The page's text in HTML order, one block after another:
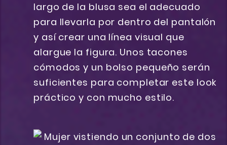
largo de la blusa sea el adecuado
para llevarla por dentro del pantalón
y así crear una línea visual que
alargue la figura. Unos tacones
cómodos y un bolso pequeño serán
suficientes para completar este look
práctico y con mucho estilo.